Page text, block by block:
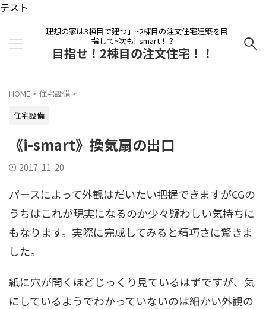
テスト
「理想の家は3棟目で建つ」~2棟目の注文住宅建築を目
指して~次もi-smart！？
目指せ！2棟目の注文住宅！！
HOME > 住宅設備 >
住宅設備
《i-smart》換気扇の出口
2017-11-20
パースによって外観はだいたい把握できますがCGの
うちはこれが現実になるのか少々疑わしい気持ちに
もなります。実際に完成してみると精巧さに驚きま
した。
紙に穴が開くほどじっくり見ているはずですが、気
にしているようでわかっていないのは細かい外観の